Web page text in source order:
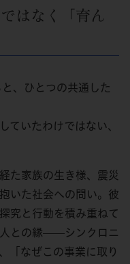
はなく「育ん
、ひとつの共通した
ていたわけではない、
た家族の生き様、震災
いた社会への問い。彼
究と行動を積み重ねて
人との縁——シンクロニ
「なぜこの事業に取り